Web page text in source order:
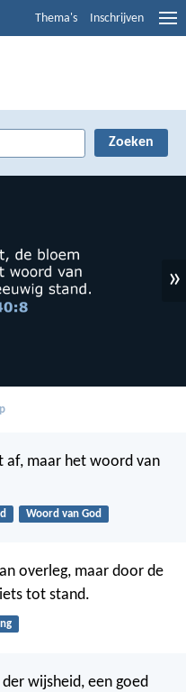
Thema's Inschrijven
»
af, maar het woord van
Woord van God
overleg, maar door de
tot stand.
wijsheid, een goed